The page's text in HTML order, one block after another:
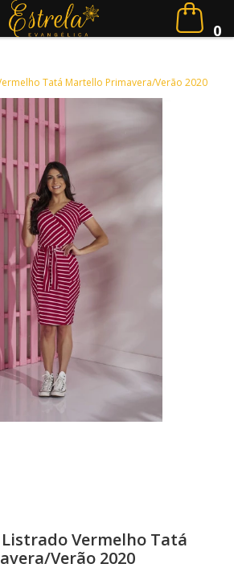
0
Tatá Martello Primavera/Verão 2020
Vermelho Tatá
Verão 2020